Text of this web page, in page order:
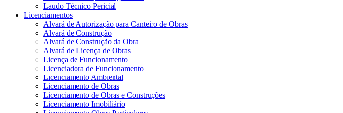
Laudo Técnico Pericial
Licenciamentos
Alvará de Autorização para Canteiro de Obras
Alvará de Construção
Alvará de Construção da Obra
Alvará de Licença de Obras
Licença de Funcionamento
Licenciadora de Funcionamento
Licenciamento Ambiental
Licenciamento de Obras
Licenciamento de Obras e Construções
Licenciamento Imobiliário